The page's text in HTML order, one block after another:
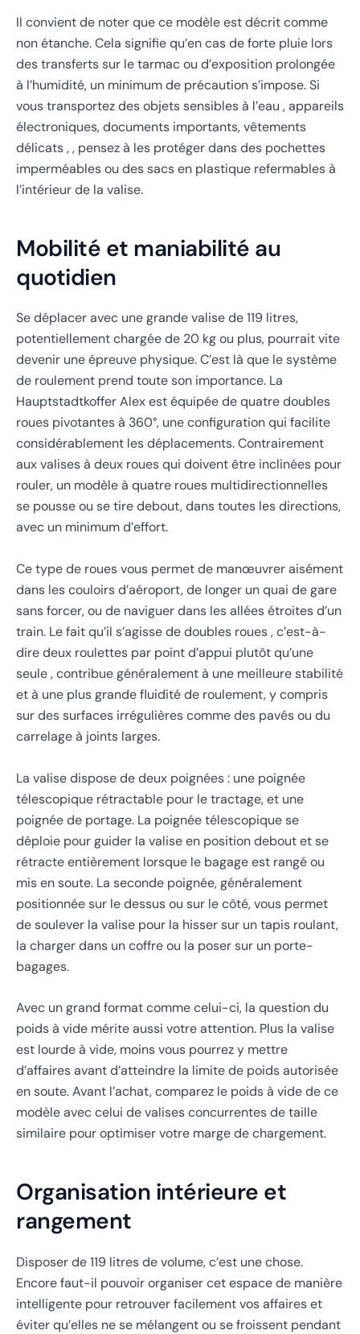
Il convient de noter que ce modèle est décrit comme
non étanche. Cela signifie qu’en cas de forte pluie lors
des transferts sur le tarmac ou d’exposition prolongée
à l’humidité, un minimum de précaution s’impose. Si
vous transportez des objets sensibles à l’eau , appareils
électroniques, documents importants, vêtements
délicats , , pensez à les protéger dans des pochettes
imperméables ou des sacs en plastique refermables à
l’intérieur de la valise.
Mobilité et maniabilité au
quotidien
Se déplacer avec une grande valise de 119 litres,
potentiellement chargée de 20 kg ou plus, pourrait vite
devenir une épreuve physique. C’est là que le système
de roulement prend toute son importance. La
Hauptstadtkoffer Alex est équipée de quatre doubles
roues pivotantes à 360°, une configuration qui facilite
considérablement les déplacements. Contrairement
aux valises à deux roues qui doivent être inclinées pour
rouler, un modèle à quatre roues multidirectionnelles
se pousse ou se tire debout, dans toutes les directions,
avec un minimum d’effort.
Ce type de roues vous permet de manœuvrer aisément
dans les couloirs d’aéroport, de longer un quai de gare
sans forcer, ou de naviguer dans les allées étroites d’un
train. Le fait qu’il s’agisse de doubles roues , c’est-à-
dire deux roulettes par point d’appui plutôt qu’une
seule , contribue généralement à une meilleure stabilité
et à une plus grande fluidité de roulement, y compris
sur des surfaces irrégulières comme des pavés ou du
carrelage à joints larges.
La valise dispose de deux poignées : une poignée
télescopique rétractable pour le tractage, et une
poignée de portage. La poignée télescopique se
déploie pour guider la valise en position debout et se
rétracte entièrement lorsque le bagage est rangé ou
mis en soute. La seconde poignée, généralement
positionnée sur le dessus ou sur le côté, vous permet
de soulever la valise pour la hisser sur un tapis roulant,
la charger dans un coffre ou la poser sur un porte-
bagages.
Avec un grand format comme celui-ci, la question du
poids à vide mérite aussi votre attention. Plus la valise
est lourde à vide, moins vous pourrez y mettre
d’affaires avant d’atteindre la limite de poids autorisée
en soute. Avant l’achat, comparez le poids à vide de ce
modèle avec celui de valises concurrentes de taille
similaire pour optimiser votre marge de chargement.
Organisation intérieure et
rangement
Disposer de 119 litres de volume, c’est une chose.
Encore faut-il pouvoir organiser cet espace de manière
intelligente pour retrouver facilement vos affaires et
éviter qu’elles ne se mélangent ou se froissent pendant